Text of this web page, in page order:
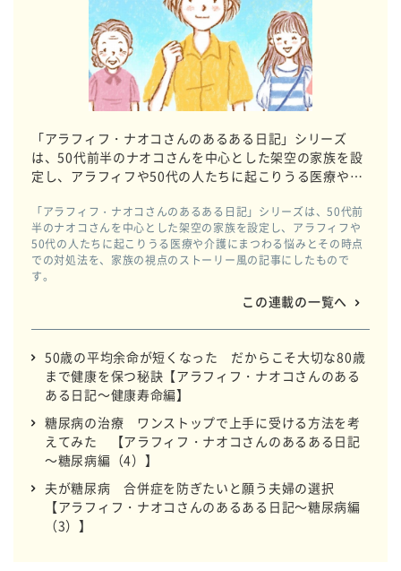
「アラフィフ・ナオコさんのあるある日記」シリーズ
は、50代前半のナオコさんを中心とした架空の家族を設
定し、アラフィフや50代の人たちに起こりうる医療や介
のストーリー風の記事にしたものです。
「アラフィフ・ナオコさんのあるある日記」シリーズは、50代前
半のナオコさんを中心とした架空の家族を設定し、アラフィフや
50代の人たちに起こりうる医療や介護にまつわる悩みとその時点
での対処法を、家族の視点のストーリー風の記事にしたもので
す。
この連載の一覧へ
50歳の平均余命が短くなった だからこそ大切な80歳
まで健康を保つ秘訣【アラフィフ・ナオコさんのある
ある日記～健康寿命編】
糖尿病の治療 ワンストップで上手に受ける方法を考
えてみた 【アラフィフ・ナオコさんのあるある日記
～糖尿病編（4）】
夫が糖尿病 合併症を防ぎたいと願う夫婦の選択
【アラフィフ・ナオコさんのあるある日記～糖尿病編
（3）】